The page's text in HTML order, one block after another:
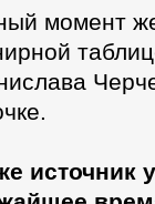
момент
источник